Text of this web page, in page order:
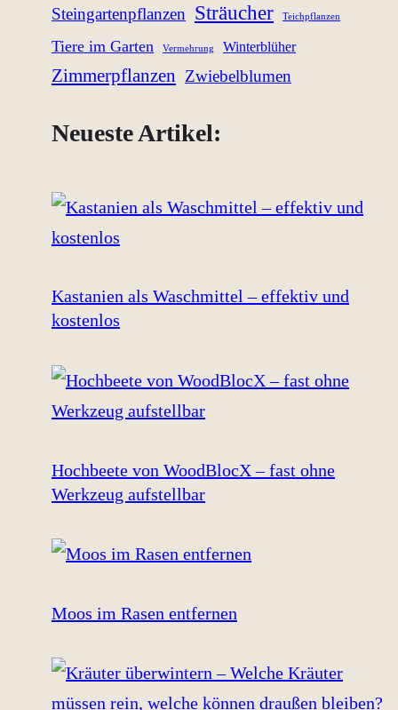
Steingartenpflanzen Sträucher Teichpflanzen
Tiere im Garten Vermehrung Winterblüher
Zimmerpflanzen Zwiebelblumen
Neueste Artikel:
Kastanien als Waschmittel – effektiv und
kostenlos
Hochbeete von WoodBlocX – fast ohne
Werkzeug aufstellbar
Moos im Rasen entfernen